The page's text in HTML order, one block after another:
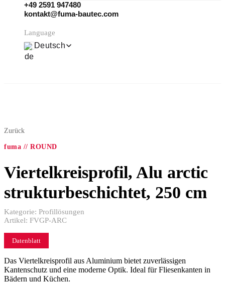
+49 2591 947480
kontakt@fuma-bautec.com
Language
Deutsch
Zurück
fuma // ROUND
Viertelkreisprofil, Alu arctic
strukturbeschichtet, 250 cm
Kategorie: Profillösungen
Artikel: FVGP-ARC
Datenblatt
Das Viertelkreisprofil aus Aluminium bietet zuverlässigen
Kantenschutz und eine moderne Optik. Ideal für Fliesenkanten in
Bädern und Küchen.